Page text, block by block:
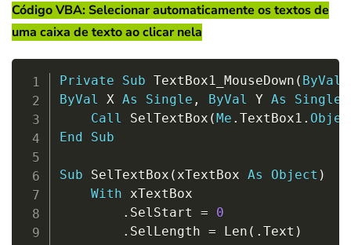
Código VBA: Selecionar automaticamente os textos de
uma caixa de texto ao clicar nela
Private Sub TextBox1_MouseDown ( ByVal
ByVal
X As Single , ByVal Y As Single
Call
SelTextBox (Me . TextBox1 .
End
Sub
Sub SelTextBox ( xTextBox As Object )
With xTextBox
. SelStart =
0
. SelLength = Len ( . Text )
Copy